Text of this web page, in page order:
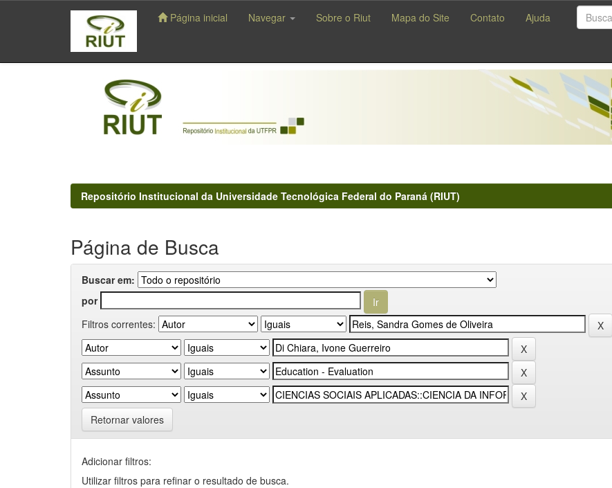
navigation
Página inicial Navegar Sobre o Riut Mapa do Site Contato Ajuda
Repositório Institucional da Universidade Tecnológica Federal do Paraná (RIUT)
Página de Busca
Buscar em:
por
Filtros correntes:
Retornar valores
Adicionar filtros:
Utilizar filtros para refinar o resultado de busca.